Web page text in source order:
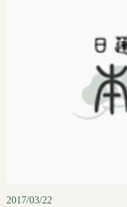
2017/03/22